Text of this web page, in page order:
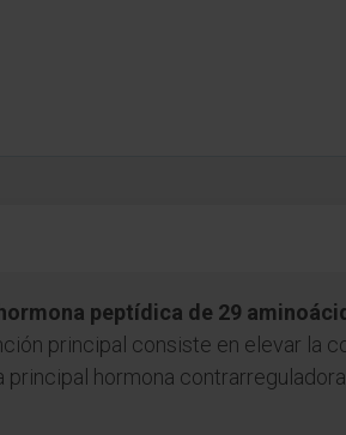
peptídica de 29
principal consiste en elevar la
principal hormona